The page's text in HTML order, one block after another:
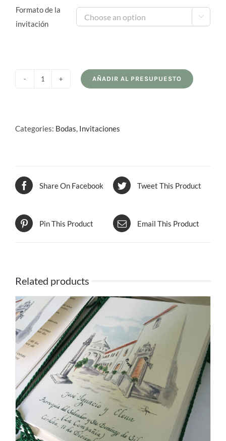
Formato de la
invitación

Invitaciones
AÑADIR AL PRESUPUESTO
Categories: Bodas, Invitaciones
Share On Facebook Tweet This Product
Pin This Product Email This Product
Related products